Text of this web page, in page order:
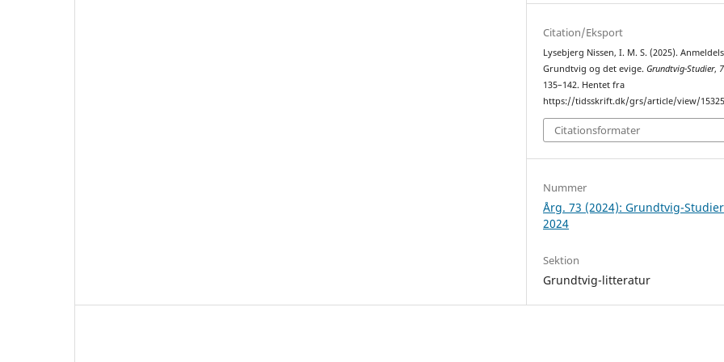
Citation/Eksport
Lysebjerg Nissen, I. M. S. (2025).
Grundtvig og det evige.Grundtvig-Studier,
135–142. Hentet fra
https://tidsskrift.dk/grs/article/view/
Citationsformater
Nummer
Årg. 73 (2024): Grundtvig-Studier
2024
Sektion
Grundtvig-litteratur